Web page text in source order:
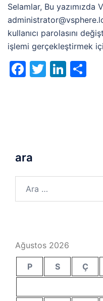
Selamlar, Bu yazımızda
kullanıcı parolasını
işlemi gerçekleştirmek
Facebook
Twitter
ara
Ağustos 2026
P S Ç